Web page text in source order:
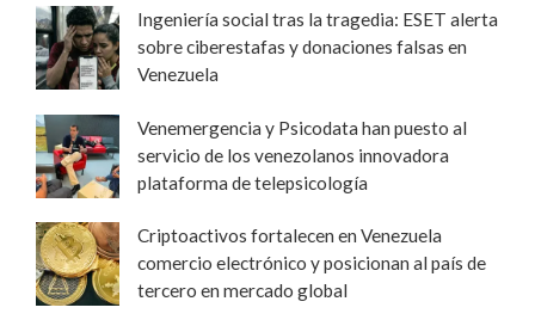
Ingeniería social tras la tragedia: ESET alerta
sobre ciberestafas y donaciones falsas en
Venezuela
Venemergencia y Psicodata han puesto al
servicio de los venezolanos innovadora
plataforma de telepsicología
Criptoactivos fortalecen en Venezuela
comercio electrónico y posicionan al país de
tercero en mercado global